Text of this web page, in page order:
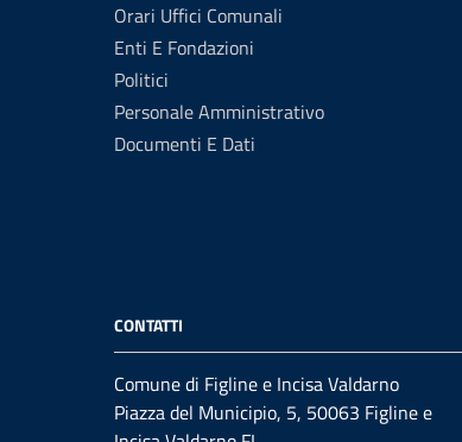
Orari Uffici Comunali
Enti E Fondazioni
Politici
Personale Amministrativo
Documenti E Dati
CONTATTI
Comune di Figline e Incisa Valdarno
Piazza del Municipio, 5, 50063 Figline e